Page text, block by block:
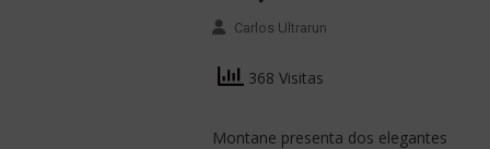
Carlos Ultrarun
368 Visitas
Montane presenta dos elegantes